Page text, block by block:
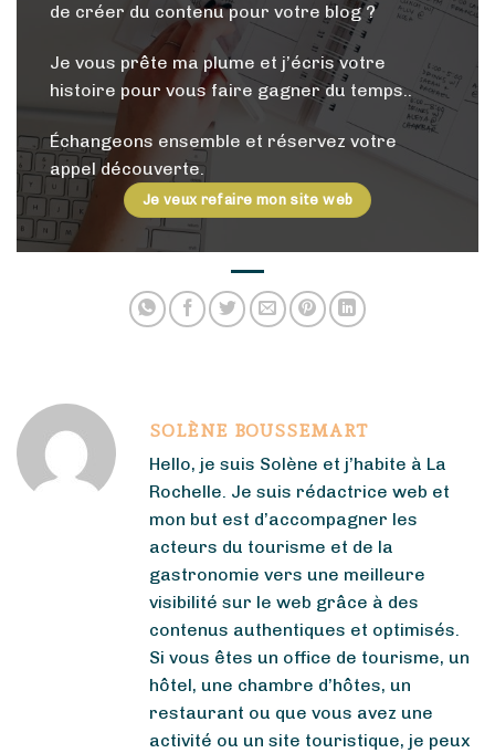
de créer du contenu pour votre blog ?
Je vous prête ma plume et j’écris votre
histoire pour vous faire gagner du temps..
Échangeons ensemble et réservez votre
appel découverte.
Je veux refaire mon site web
SOLÈNE BOUSSEMART
Hello, je suis Solène et j’habite à La
Rochelle. Je suis rédactrice web et
mon but est d’accompagner les
acteurs du tourisme et de la
gastronomie vers une meilleure
visibilité sur le web grâce à des
contenus authentiques et optimisés.
Si vous êtes un office de tourisme, un
hôtel, une chambre d’hôtes, un
restaurant ou que vous avez une
activité ou un site touristique, je peux